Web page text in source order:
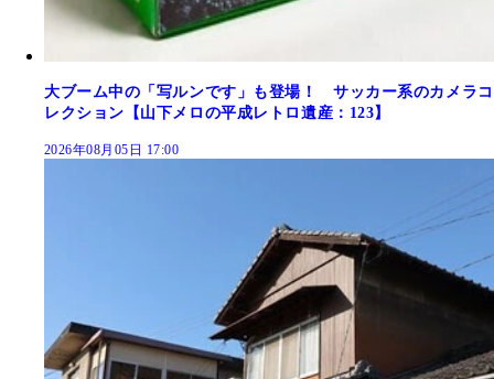
大ブーム中の「写ルンです」も登場！ サッカー系のカメラコ
レクション【山下メロの平成レトロ遺産：123】
2026年08月05日 17:00